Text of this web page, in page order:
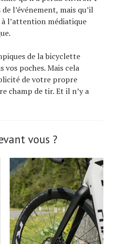
l’événement, mais qu’il
l’attention médiatique
de la bicyclette
poches. Mais cela
de votre propre
champ de tir. Et il n’y a
vous ?